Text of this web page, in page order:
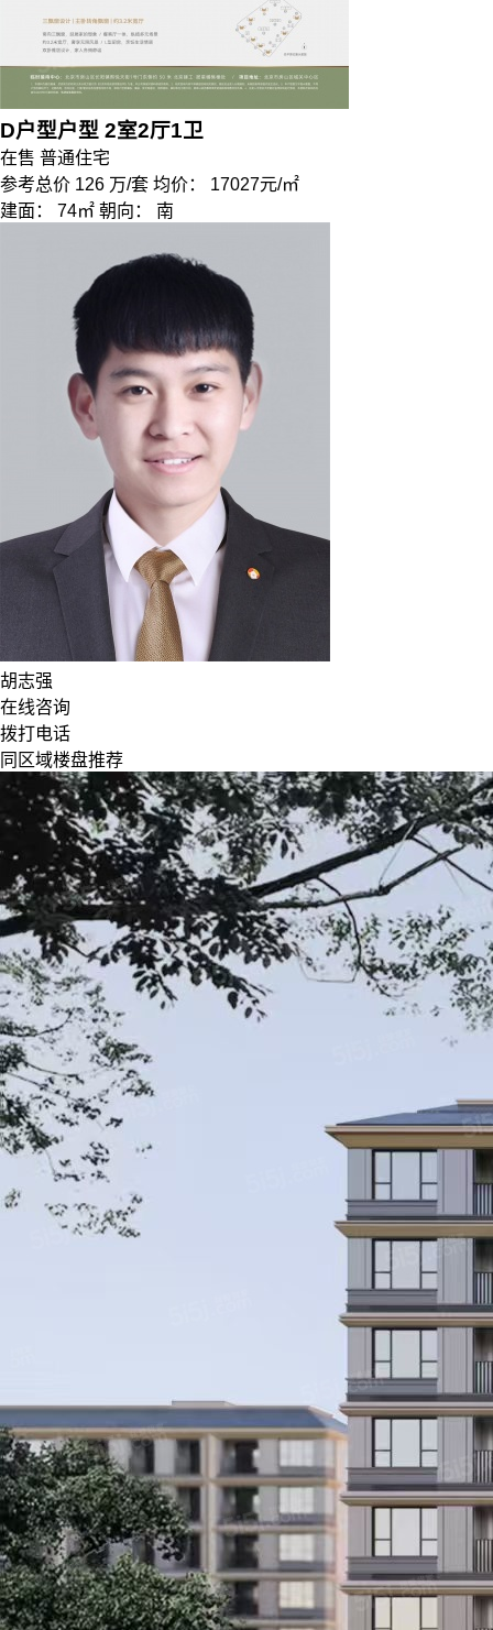
D户型户型 2室2厅1卫
在售 普通住宅
参考总价 126 万/套 均价：
17027元/㎡
建面：
74㎡ 朝向： 南
胡志强
在线咨询
拨打电话
同区域楼盘推荐